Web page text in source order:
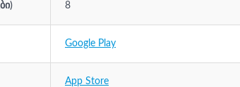
8
Google Play
App Store